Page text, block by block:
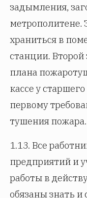
задымления,
храниться в
станции.
плана
кассе у
первому
тушения пожара.
1.13. Все
предприятий и
работы в
обязаны знать и